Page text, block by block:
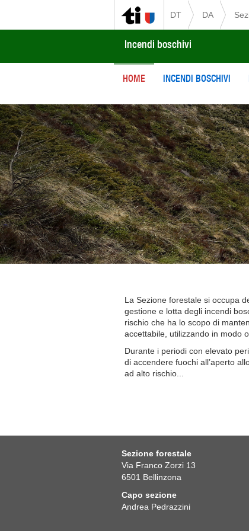
DT DA
Incendi boschivi
HOME INCENDI BOSCHIVI
Previous
La Sezione forestale si occupa
gestione e lotta degli incendi
rischio che ha lo scopo di
accettabile, utilizzando in modo
Durante i periodi con elevato
di accendere fuochi all’aperto
ad alto rischio...
Sezione forestale
Via Franco Zorzi 13
6501 Bellinzona
Capo sezione
Andrea Pedrazzini